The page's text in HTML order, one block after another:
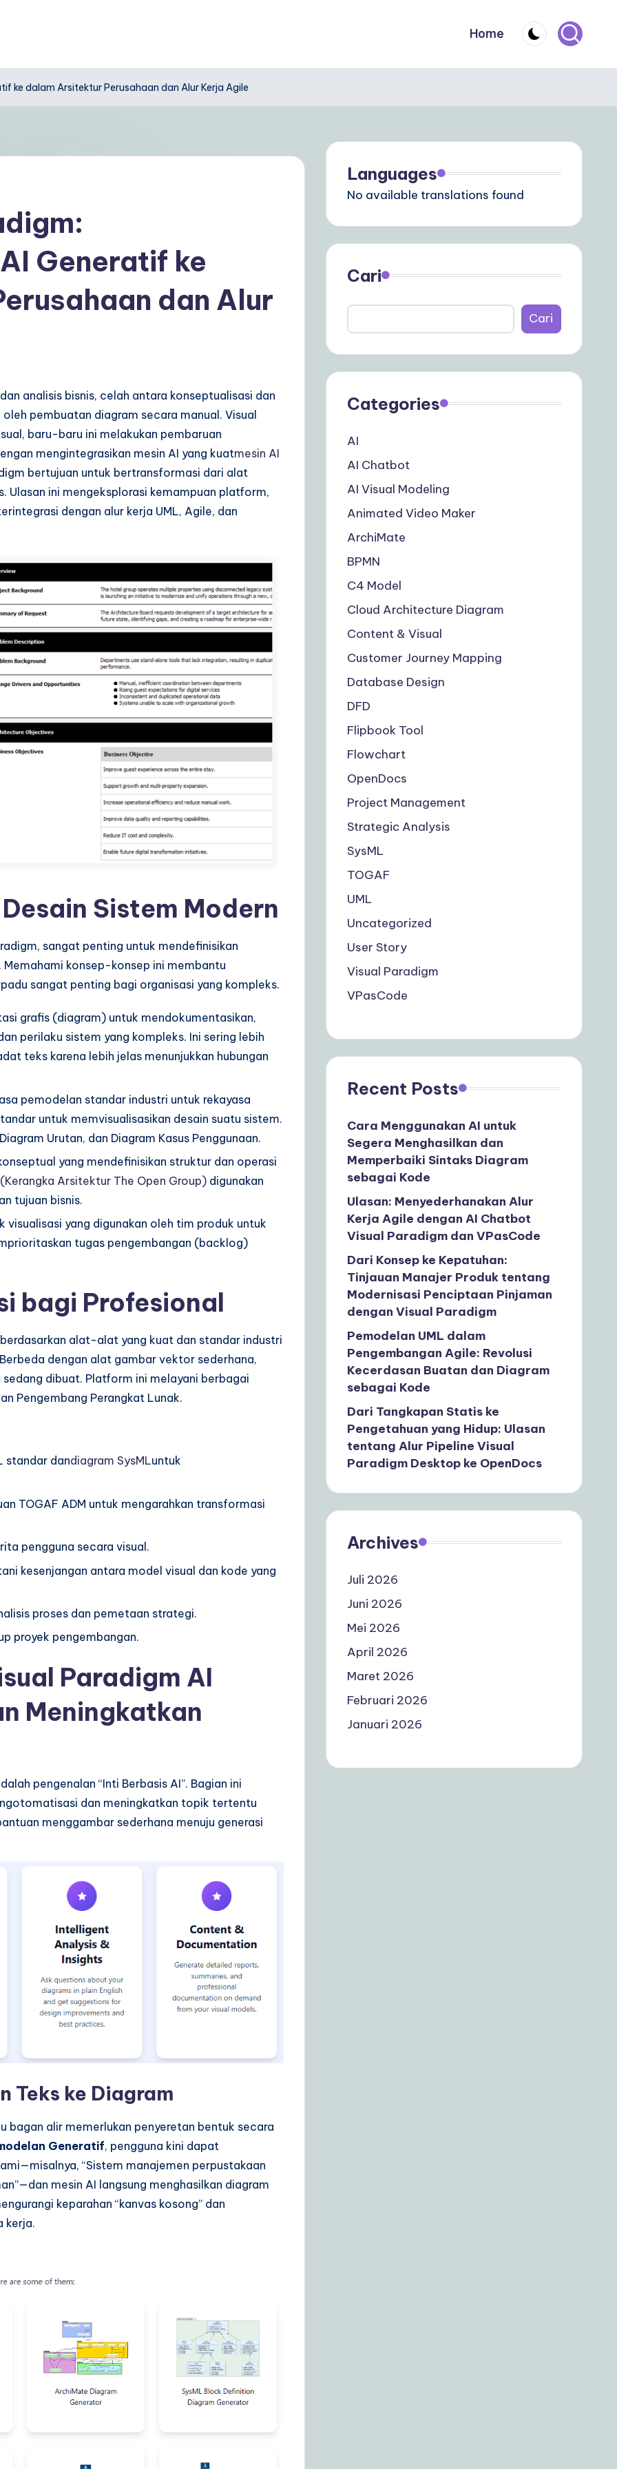
Home
ke dalam Arsitektur Perusahaan dan Alur Kerja Agile
Generatif ke
dan Alur
analisis bisnis, celah antara konseptualisasi dan
pembuatan diagram secara manual. Visual
baru-baru ini melakukan pembaruan
mengintegrasikan mesin AI yang kuatmesin AI
bertujuan untuk bertransformasi dari alat
Ulasan ini mengeksplorasi kemampuan platform,
dengan alur kerja UML, Agile, dan
Sistem Modern
sangat penting untuk mendefinisikan
konsep-konsep ini membantu
sangat penting bagi organisasi yang kompleks.
grafis (diagram) untuk mendokumentasikan,
perilaku sistem yang kompleks. Ini sering lebih
teks karena lebih jelas menunjukkan hubungan
pemodelan standar industri untuk rekayasa
untuk memvisualisasikan desain suatu sistem.
Urutan, dan Diagram Kasus Penggunaan.
yang mendefinisikan struktur dan operasi
Arsitektur The Open Group) digunakan
tujuan bisnis.
visualisasi yang digunakan oleh tim produk untuk
tugas pengembangan (backlog)
bagi Profesional
alat-alat yang kuat dan standar industri
dengan alat gambar vektor sederhana,
dibuat. Platform ini melayani berbagai
Pengembang Perangkat Lunak.
standar dandiagram SysMLuntuk
TOGAF ADM untuk mengarahkan transformasi
pengguna secara visual.
kesenjangan antara model visual dan kode yang
proses dan pemetaan strategi.
proyek pengembangan.
Paradigm AI
Meningkatkan
pengenalan “Inti Berbasis AI”. Bagian ini
dan meningkatkan topik tertentu
menggambar sederhana menuju generasi
Teks ke Diagram
bagan alir memerlukan penyeretan bentuk secara
Generatif, pengguna kini dapat
“Sistem manajemen perpustakaan
mesin AI langsung menghasilkan diagram
keparahan “kanvas kosong” dan
kerja.
Languages
No available translations found
Cari
Cari
Categories
AI
AI Chatbot
AI Visual Modeling
Animated Video Maker
ArchiMate
BPMN
C4 Model
Cloud Architecture Diagram
Content & Visual
Customer Journey Mapping
Database Design
DFD
Flipbook Tool
Flowchart
OpenDocs
Project Management
Strategic Analysis
SysML
TOGAF
UML
Uncategorized
User Story
Visual Paradigm
VPasCode
Recent Posts
Cara Menggunakan AI untuk
Segera Menghasilkan dan
Memperbaiki Sintaks Diagram
sebagai Kode
Ulasan: Menyederhanakan Alur
Kerja Agile dengan AI Chatbot
Visual Paradigm dan VPasCode
Dari Konsep ke Kepatuhan:
Tinjauan Manajer Produk tentang
Modernisasi Penciptaan Pinjaman
dengan Visual Paradigm
Pemodelan UML dalam
Pengembangan Agile: Revolusi
Kecerdasan Buatan dan Diagram
sebagai Kode
Dari Tangkapan Statis ke
Pengetahuan yang Hidup: Ulasan
tentang Alur Pipeline Visual
Paradigm Desktop ke OpenDocs
Archives
Juli 2026
Juni 2026
Mei 2026
April 2026
Maret 2026
Februari 2026
Januari 2026